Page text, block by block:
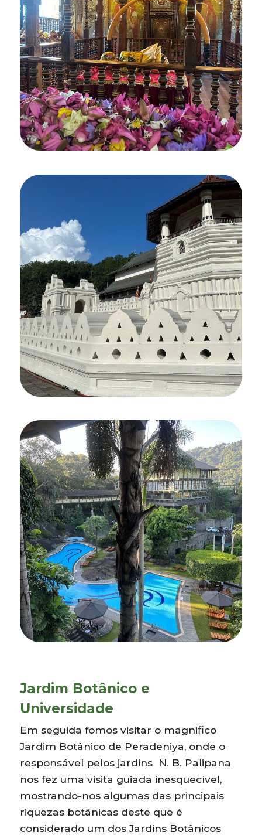
Jardim Botânico e
Universidade
Em seguida fomos visitar o magnifico
Jardim Botânico de Peradeniya, onde o
responsável pelos jardins N. B. Palipana
nos fez uma visita guiada inesquecível,
mostrando-nos algumas das principais
riquezas botânicas deste que é
considerado um dos Jardins Botânicos